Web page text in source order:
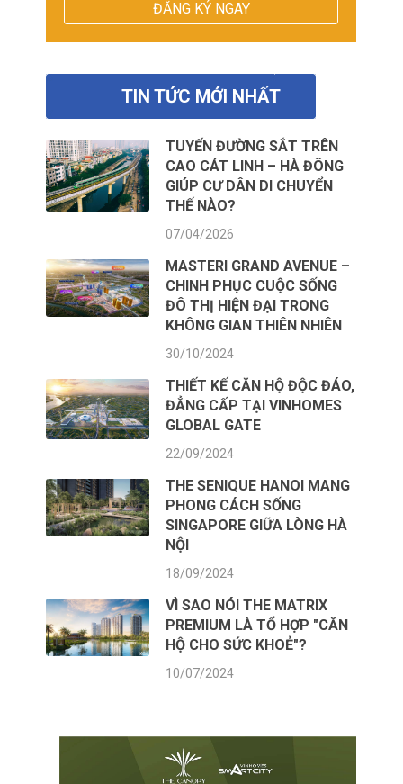
TIN TỨC MỚI NHẤT
TUYẾN ĐƯỜNG SẮT TRÊN
CAO CÁT LINH – HÀ ĐÔNG
GIÚP CƯ DÂN DI CHUYỂN
THẾ NÀO?
07/04/2026
MASTERI GRAND AVENUE –
CHINH PHỤC CUỘC SỐNG
ĐÔ THỊ HIỆN ĐẠI TRONG
KHÔNG GIAN THIÊN NHIÊN
30/10/2024
THIẾT KẾ CĂN HỘ ĐỘC ĐÁO,
ĐẲNG CẤP TẠI VINHOMES
GLOBAL GATE
22/09/2024
THE SENIQUE HANOI MANG
PHONG CÁCH SỐNG
SINGAPORE GIỮA LÒNG HÀ
NỘI
18/09/2024
VÌ SAO NÓI THE MATRIX
PREMIUM LÀ TỔ HỢP "CĂN
HỘ CHO SỨC KHOẺ"?
10/07/2024